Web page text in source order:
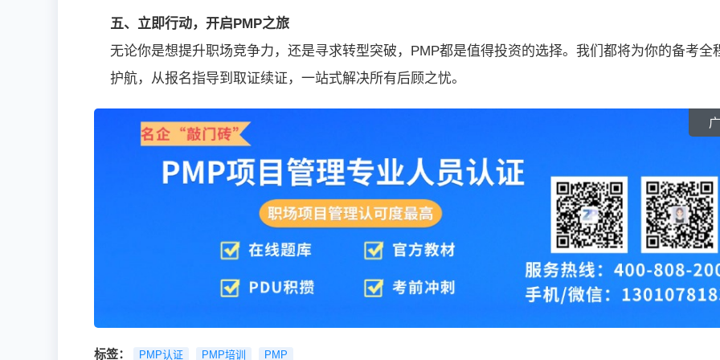
五、立即行动，开启PMP之旅
无论你是想提升职场竞争力，还是寻求转型突破，PMP都是值得投资的选择。我们都将为你的备考全
护航，从报名指导到取证续证，一站式解决所有后顾之忧。
标签： PMP认证 PMP培训 PMP